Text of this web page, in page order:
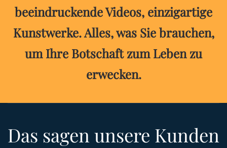
beeindruckende Videos, einzigartige
Kunstwerke. Alles, was Sie brauchen,
um Ihre Botschaft zum Leben zu
erwecken.
Das sagen unsere Kunden